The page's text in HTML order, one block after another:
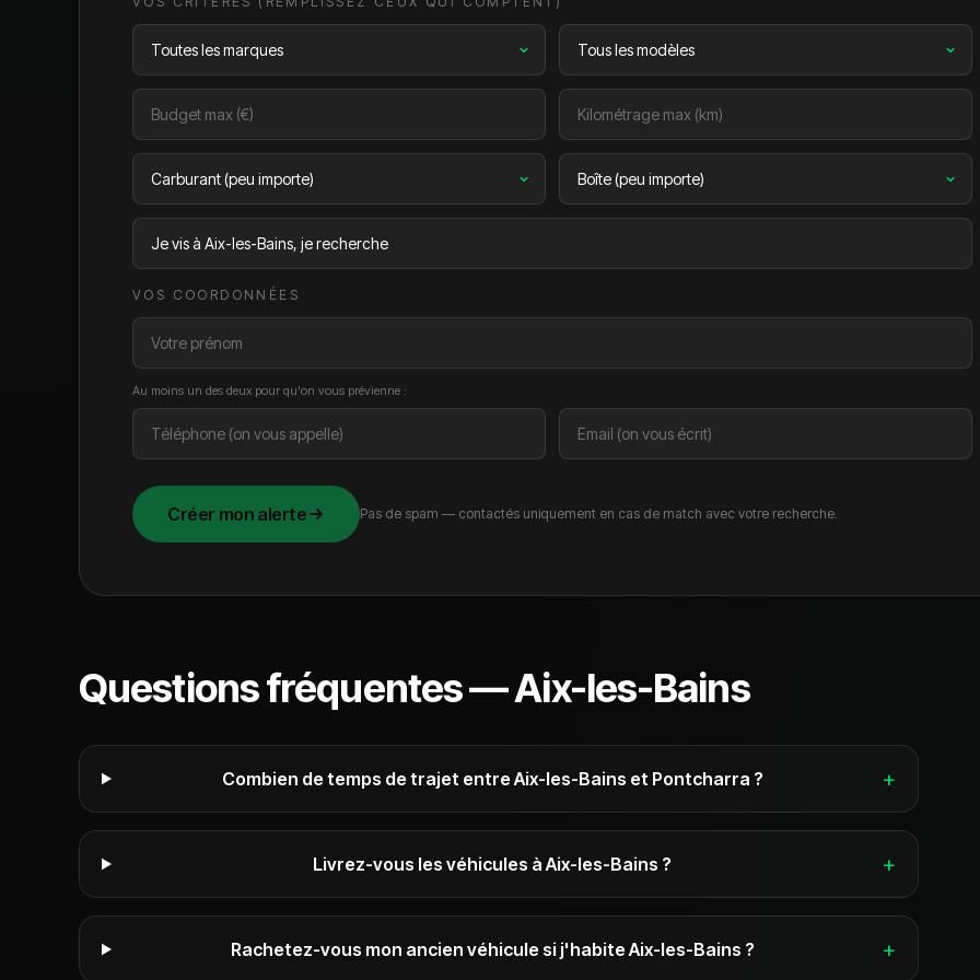
VOS COORDONNÉES
Au moins un des deux pour qu'on vous prévienne :
Créer mon alerte Pas de spam — contactés uniquement en cas de match avec votre recherche.
Questions fréquentes —Aix-les-Bains
Combien de temps de trajet entre Aix-les-Bains et Pontcharra ? +
Livrez-vous les véhicules à Aix-les-Bains ? +
Rachetez-vous mon ancien véhicule si j'habite Aix-les-Bains ? +